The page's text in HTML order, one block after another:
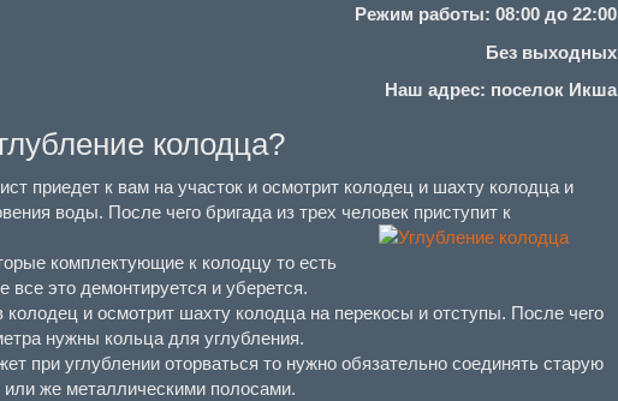
Режим работы: 08:00 до 22:00
Без выходных
Наш адрес: поселок Икша
колодца?
приедет к вам на участок и осмотрит колодец и шахту колодца и
воды. После чего бригада из трех человек приступит к
комплектующие к колодцу то есть
все это демонтируется и уберется.
колодец и осмотрит шахту колодца на перекосы и отступы. После чего
нужны кольца для углубления.
при углублении оторваться то нужно обязательно соединять старую
же металлическими полосами.